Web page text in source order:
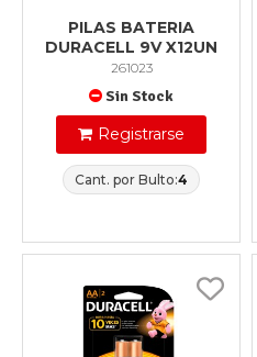
PILAS BATERIA
DURACELL 9V X12UN
261023
Sin Stock
Registrarse
Cant. por Bulto:4